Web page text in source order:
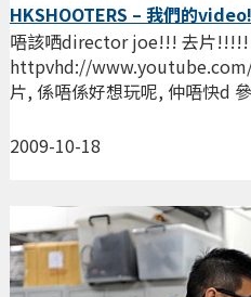
HKSHOOTERS – 我們的
2009-10-18
唔該哂director joe!!! 去片
httpvhd://
片, 係唔係好想玩呢, 仲唔快d